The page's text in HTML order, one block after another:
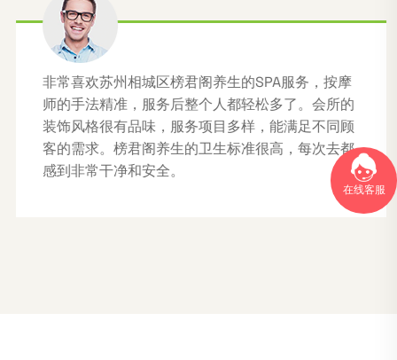
在线客服
非常喜欢苏州相城区榜君阁养生的SPA服务，按摩
师的手法精准，服务后整个人都轻松多了。会所的
装饰风格很有品味，服务项目多样，能满足不同顾
客的需求。榜君阁养生的卫生标准很高，每次去都
感到非常干净和安全。